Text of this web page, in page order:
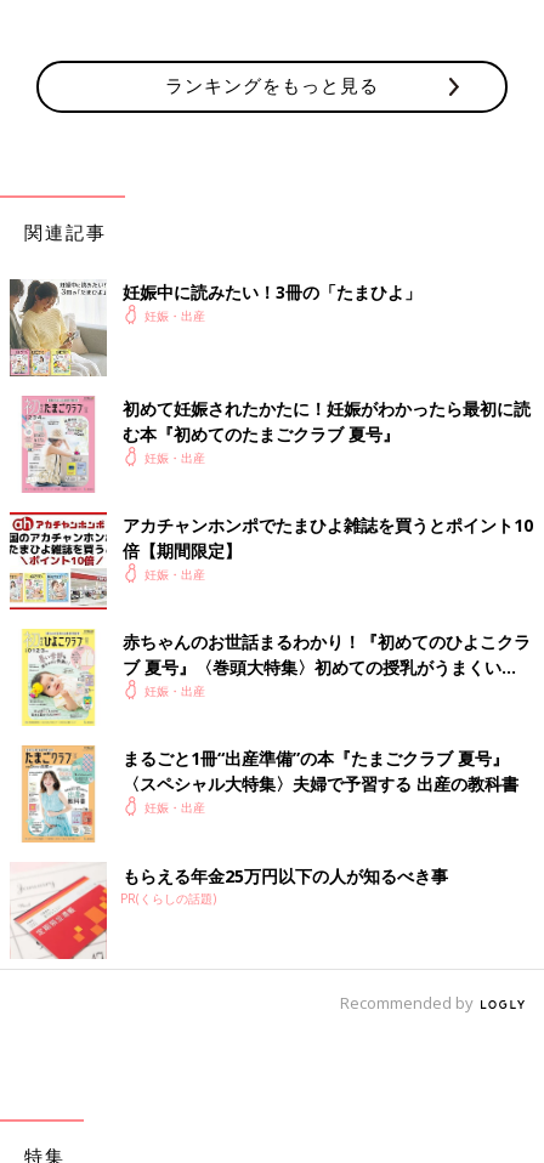
ランキングをもっと見る
関連記事
妊娠中に読みたい！3冊の「たまひよ」
妊娠・出産
初めて妊娠されたかたに！妊娠がわかったら最初に読
む本『初めてのたまごクラブ 夏号』
妊娠・出産
アカチャンホンポでたまひよ雑誌を買うとポイント10
倍【期間限定】
妊娠・出産
赤ちゃんのお世話まるわかり！『初めてのひよこクラ
ブ 夏号』〈巻頭大特集〉初めての授乳がうまくい
く！ おっぱい・ミルクの基本と夏のトラブル 解決テ
妊娠・出産
まるごと1冊“出産準備”の本『たまごクラブ 夏号』
〈スペシャル大特集〉夫婦で予習する 出産の教科書
妊娠・出産
もらえる年金25万円以下の人が知るべき事
PR(くらしの話題)
Recommended by
特集